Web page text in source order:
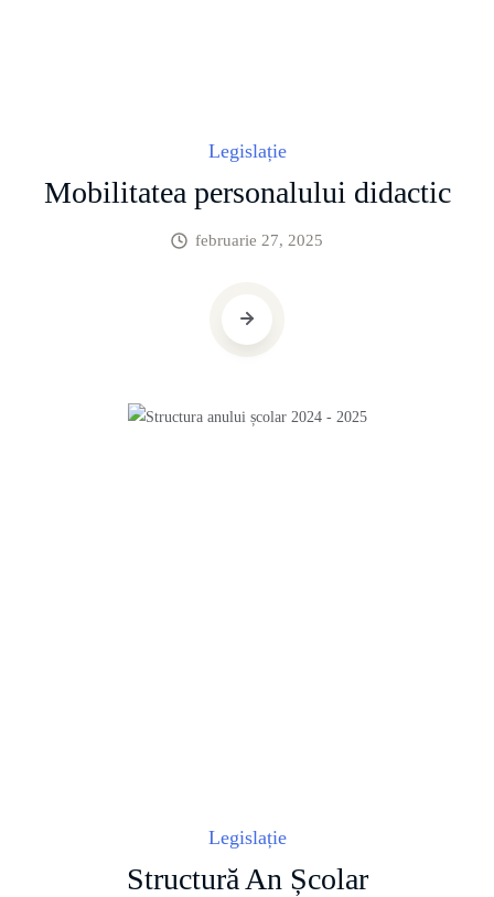
Legislație
Mobilitatea personalului didactic
februarie 27, 2025
Legislație
Structură An Școlar